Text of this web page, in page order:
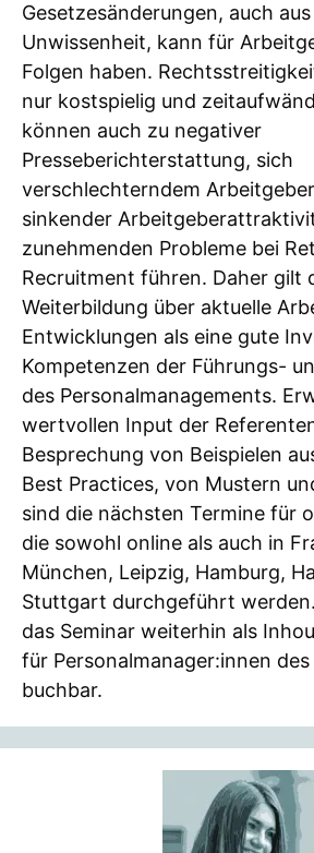
Gesetzesänderungen, auch
Unwissenheit, kann für
Folgen haben.
nur kostspielig und
können auch zu negativer
Presseberichterstattung, sich
verschlechterndem
sinkender
zunehmenden Probleme bei
Recruitment führen. Daher gilt
Weiterbildung über aktuelle
Entwicklungen als eine gute
Kompetenzen der Führungs-
des Personalmanagements.
wertvollen Input der
Besprechung von Beispielen
Best Practices, von Mustern
sind die nächsten Termine für
die sowohl online als auch in
München, Leipzig, Hamburg,
Stuttgart durchgeführt
das Seminar weiterhin als
für Personalmanager:innen
buchbar.